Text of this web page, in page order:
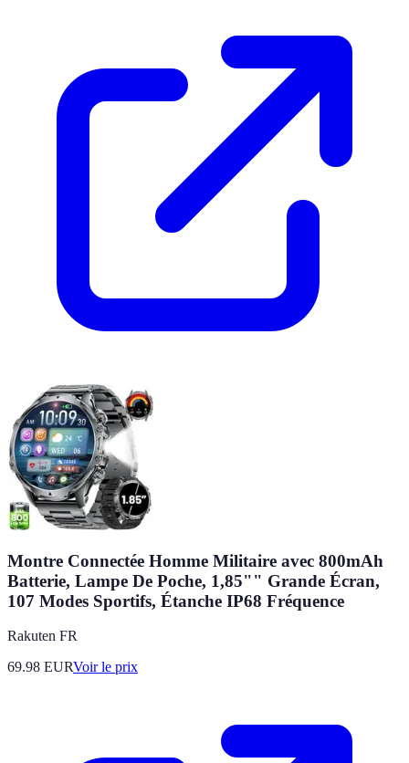
Montre Connectée Homme Militaire avec 800mAh
Batterie, Lampe De Poche, 1,85"" Grande Écran,
107 Modes Sportifs, Étanche IP68 Fréquence
Rakuten FR
69.98 EURVoir le prix